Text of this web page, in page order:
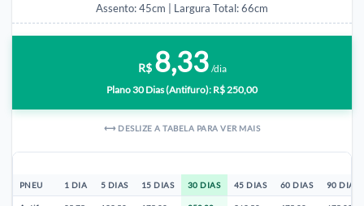
Assento: 45cm | Largura Total: 66cm
R$ 8,33 /dia
Plano 30 Dias (Antifuro): R$ 250,00
⟷ DESLIZE A TABELA PARA VER MAIS
PNEU 1 DIA 5 DIAS 15 DIAS 30 DIAS 45 DIAS 60 DIAS 90 DIAS